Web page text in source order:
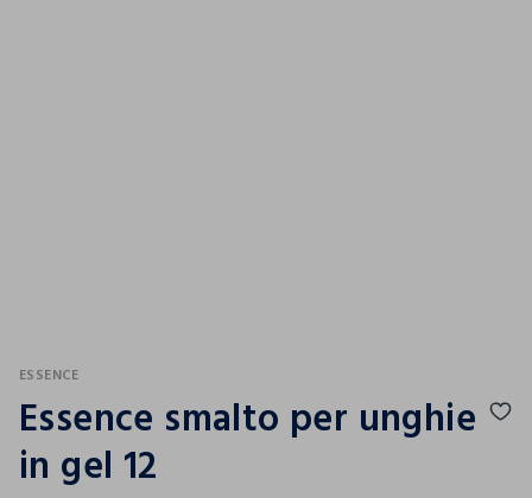
ESSENCE
Essence smalto per unghie
in gel 12